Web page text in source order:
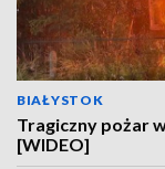
BIAŁYSTOK
Tragiczny pożar
[WIDEO]